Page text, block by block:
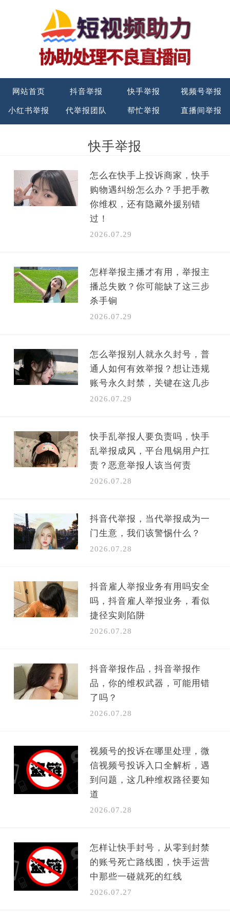
网站首页 抖音举报 快手举报 视频号举报
小红书举报 代举报团队 帮忙举报 直播间举报
快手举报
怎么在快手上投诉商家，快手
购物遇纠纷怎么办？手把手教
你维权，还有隐藏外援别错
过！
2026.07.29
怎样举报主播才有用，举报主
播总失败？你可能缺了这三步
杀手锏
2026.07.29
怎么举报别人就永久封号，普
通人如何有效举报？想让违规
账号永久封禁，关键在这几步
2026.07.29
快手乱举报人要负责吗，快手
乱举报成风，平台甩锅用户扛
责？恶意举报人该当何责
2026.07.28
抖音代举报，当代举报成为一
门生意，我们该警惕什么？
2026.07.28
抖音雇人举报业务有用吗安全
吗，抖音雇人举报业务，看似
捷径实则陷阱
2026.07.28
抖音举报作品，抖音举报作
品，你的维权武器，可能用错
了吗？
2026.07.28
视频号的投诉在哪里处理，微
信视频号投诉入口全解析，遇
到问题，这几种维权路径要知
道
2026.07.28
怎样让快手封号，从零到封禁
的账号死亡路线图，快手运营
中那些一碰就死的红线
2026.07.27